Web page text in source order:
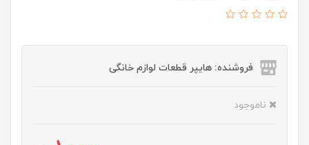
فروشنده: هایپر قطعات لوازم خانگی
ناموجود